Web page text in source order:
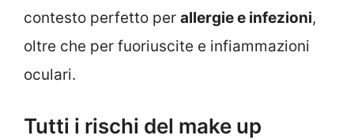
contesto perfetto per allergie e infezioni,
oltre che per fuoriuscite e infiammazioni
oculari.
Tutti i rischi del make up